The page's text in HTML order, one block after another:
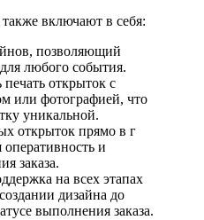
включают в себя:
позволяющий
любого события.
печать открыток с
или фотографией, что
уникальной.
открыток прямо в г
и
заказа.
на всех этапах
дизайна до
выполнения заказа.